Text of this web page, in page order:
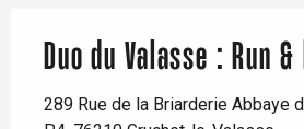
Duo du Valasse : Run &
289 Rue de la Briarderie Abbaye